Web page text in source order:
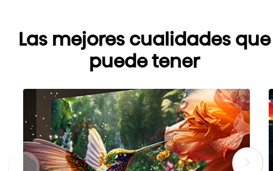
Las mejores cualidades que
puede tener